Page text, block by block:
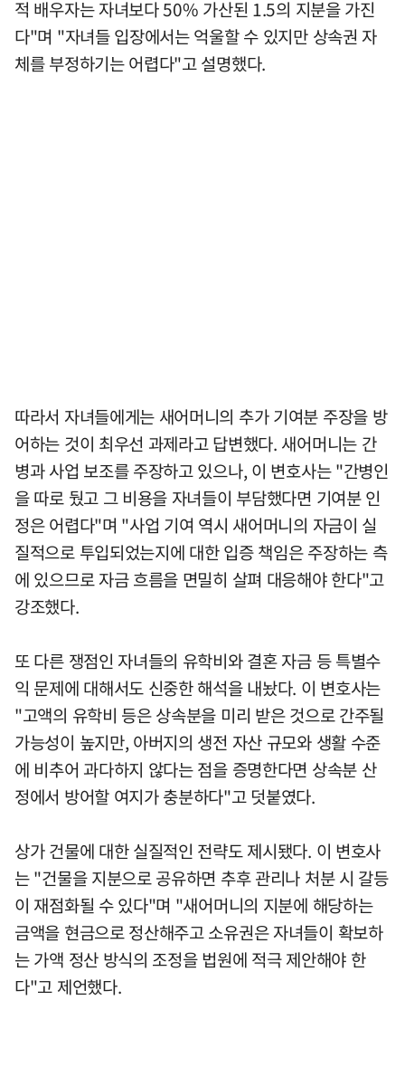
적 배우자는 자녀보다 50% 가산된 1.5의 지분을 가진
다"며 "자녀들 입장에서는 억울할 수 있지만 상속권 자
체를 부정하기는 어렵다"고 설명했다.
따라서 자녀들에게는 새어머니의 추가 기여분 주장을 방
어하는 것이 최우선 과제라고 답변했다. 새어머니는 간
병과 사업 보조를 주장하고 있으나, 이 변호사는 "간병인
을 따로 뒀고 그 비용을 자녀들이 부담했다면 기여분 인
정은 어렵다"며 "사업 기여 역시 새어머니의 자금이 실
질적으로 투입되었는지에 대한 입증 책임은 주장하는 측
에 있으므로 자금 흐름을 면밀히 살펴 대응해야 한다"고
강조했다.
또 다른 쟁점인 자녀들의 유학비와 결혼 자금 등 특별수
익 문제에 대해서도 신중한 해석을 내놨다. 이 변호사는
"고액의 유학비 등은 상속분을 미리 받은 것으로 간주될
가능성이 높지만, 아버지의 생전 자산 규모와 생활 수준
에 비추어 과다하지 않다는 점을 증명한다면 상속분 산
정에서 방어할 여지가 충분하다"고 덧붙였다.
상가 건물에 대한 실질적인 전략도 제시됐다. 이 변호사
는 "건물을 지분으로 공유하면 추후 관리나 처분 시 갈등
이 재점화될 수 있다"며 "새어머니의 지분에 해당하는
금액을 현금으로 정산해주고 소유권은 자녀들이 확보하
는 가액 정산 방식의 조정을 법원에 적극 제안해야 한
다"고 제언했다.